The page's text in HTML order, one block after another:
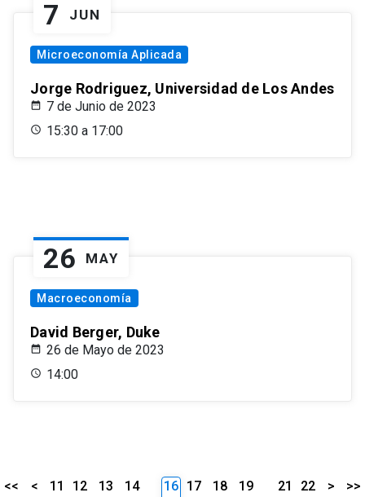
7 JUN
Microeconomía Aplicada
Jorge Rodriguez, Universidad de Los Andes
7 de Junio de 2023
15:30 a 17:00
26 MAY
Macroeconomía
David Berger, Duke
26 de Mayo de 2023
14:00
<< < 11 12 13
14
16 17 18
19
21 22 > >>